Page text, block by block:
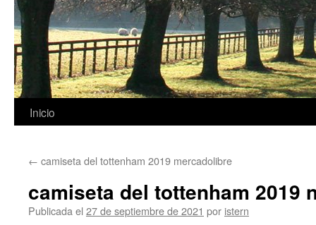
Saltar
contenido
Inicio
← camiseta del tottenham 2019 mercadolibre
camiseta del tottenham 2019
Publicada el 27 de septiembre de 2021 por istern